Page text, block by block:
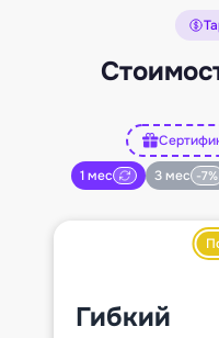
1 мес
3 мес -7%
Гибкий